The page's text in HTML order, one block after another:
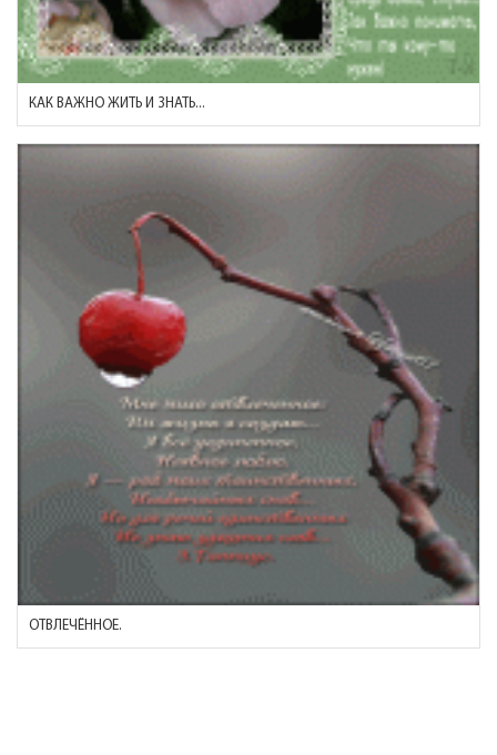
КАК ВАЖНО ЖИТЬ И ЗНАТЬ...
ОТВЛЕЧЁННОЕ.